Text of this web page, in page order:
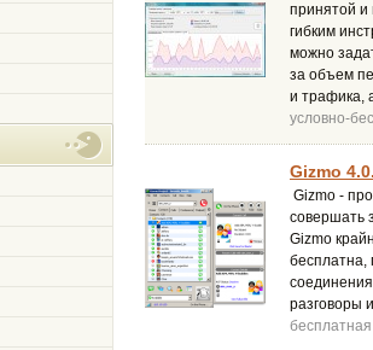
принятой и
гибким
можно
за объем
и трафика,
условно-
Gizmo
Gizmo -
совершать
Gizmo
бесплатна,
разговоры
бесплатная